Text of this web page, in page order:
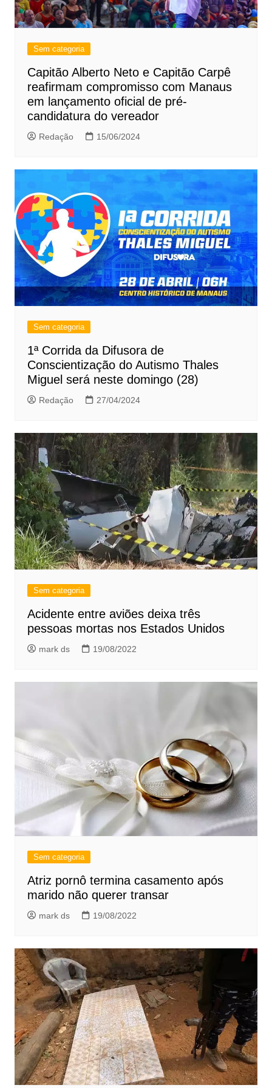
Sem categoria
Capitão Alberto Neto e Capitão Carpê
reafirmam compromisso com Manaus
em lançamento oficial de pré-
candidatura do vereador
Redação 15/06/2024
Sem categoria
1ª Corrida da Difusora de
Conscientização do Autismo Thales
Miguel será neste domingo (28)
Redação 27/04/2024
Sem categoria
Acidente entre aviões deixa três
pessoas mortas nos Estados Unidos
mark ds 19/08/2022
Sem categoria
Atriz pornô termina casamento após
marido não querer transar
mark ds 19/08/2022